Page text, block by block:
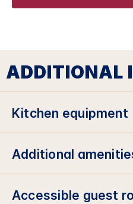
ADDITIONAL
Kitchen equipment
Additional
Accessible guest